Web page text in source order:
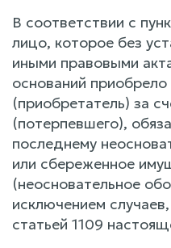
В соответствии с
лицо, которое без
иными правовыми
оснований
(приобретатель) за
(потерпевшего),
последнему
или сбереженное
(неосновательное
исключением
статьей 1109